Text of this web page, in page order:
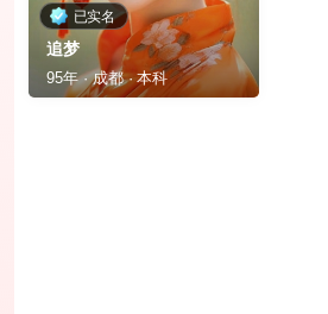
已实名
追梦
95年 · 成都 · 本科